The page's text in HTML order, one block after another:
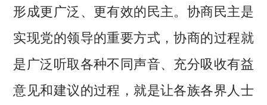
形成更广泛、更有效的民主。协商民主是
实现党的领导的重要方式，协商的过程就
是广泛听取各种不同声音、充分吸收有益
意见和建议的过程，就是让各族各界人士